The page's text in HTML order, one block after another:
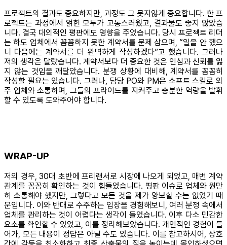
프로젝트의 결과도 중요하지만, 과정도 그 못지않게 중요합니다. 한 프
로젝트는 과정에서 얽힌 모두가 고통스러웠고, 결과물도 좋지 않았습
니다. 결국 대외적인 평판에도 영향을 주었습니다. 당시 프로젝트 리더
는 하도 업체에서 꼼꼼하지 못한 계약서를 문제 삼으며, “일을 안 했으
니 다음에는 계약서를 더 완벽하게 작성하겠다”고 했습니다. 그러나
저의 생각은 달랐습니다. 계약서보다 더 중요한 것은 인심과 신뢰를 잃
지 않는 것임을 깨달았습니다. 분쟁 상황에 대비해, 계약서를 꼼꼼히
작성할 필요는 있습니다. 그러나, 담당 PO와 PM은 소프트 스킬로 외
주 업체와 소통하며, 그들의 프라이드를 지켜주고 충분한 역량을 발휘
할 수 있도록 도와주어야 합니다.
WRAP-UP
저의 경우, 30대 초반에 프리랜서로 시장에 나오게 되었고, 매번 계약
관계를 꼼꼼히 확인하는 것이 힘들었습니다. 평판 이슈로 업체와 원만
히 소통해야 했지만, 그렇다고 모든 것을 제가 양보할 수는 없었기 때
문입니다. 이와 반대로 수주하는 입장을 경험해보니, 여러 분쟁 속에서
업체를 관리하는 것이 어렵다는 생각이 들었습니다. 이후 다소 민감한
요소를 확인할 수 있었고, 이를 정리해보았습니다. 개인적인 경험이 들
어가, 모든 내용이 정답은 아닐 수도 있습니다. 이를 참고하시어, 상호